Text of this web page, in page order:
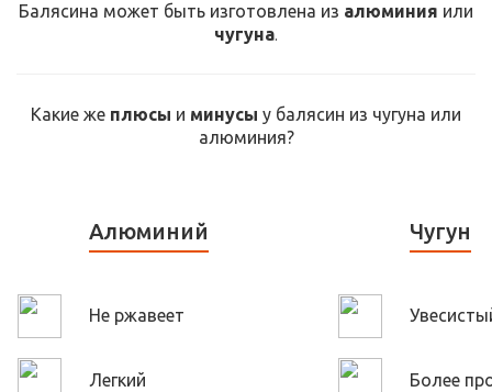
Балясина может быть изготовлена из алюминия или
чугуна.
Какие же плюсы и минусы у балясин из чугуна или
алюминия?
Алюминий Чугун
Не ржавеет
Легкий Более